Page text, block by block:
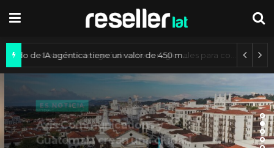
Mercado de IA agéntica tiene un valor de 450 mil millones de dólares
ES NOTICIA
Axis Communications y
Guatemala crean una ciudad